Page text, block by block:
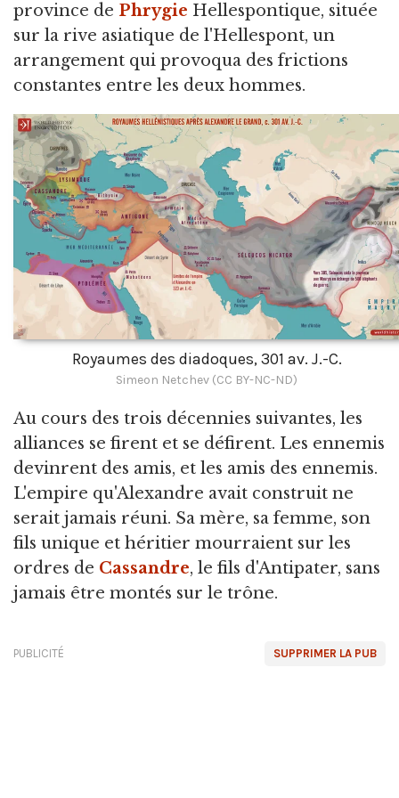
province de Phrygie Hellespontique, située
sur la rive asiatique de l'Hellespont, un
arrangement qui provoqua des frictions
constantes entre les deux hommes.
Royaumes des diadoques, 301 av. J.-C.
Simeon Netchev (CC BY-NC-ND)
Au cours des trois décennies suivantes, les
alliances se firent et se défirent. Les ennemis
devinrent des amis, et les amis des ennemis.
L'empire qu'Alexandre avait construit ne
serait jamais réuni. Sa mère, sa femme, son
fils unique et héritier mourraient sur les
ordres de Cassandre, le fils d'Antipater, sans
jamais être montés sur le trône.
SUPPRIMER LA PUB
PUBLICITÉ